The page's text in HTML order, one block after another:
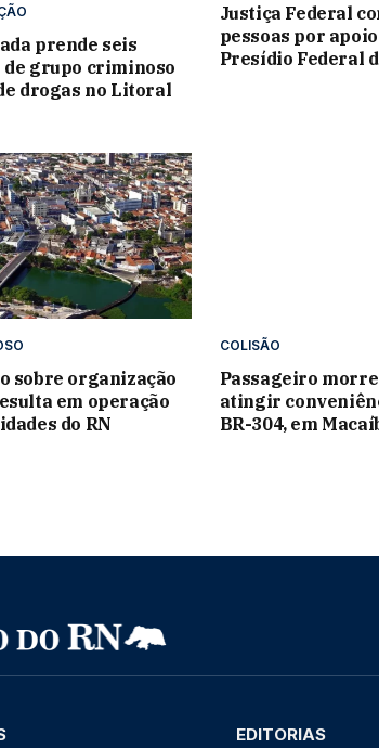
prende seis
grupo criminoso
drogas no Litoral
Justiça Federal
pessoas por
Presídio Federal
sobre organização
em operação
do RN
COLISÃO
Passageiro
atingir
BR-304, em
EDITORIAS